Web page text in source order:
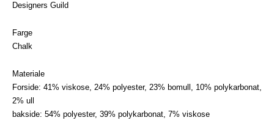
Designers Guild
Farge
Chalk
Materiale
Forside: 41% viskose, 24% polyester, 23% bomull, 10% polykarbonat,
2% ull
bakside: 54% polyester, 39% polykarbonat, 7% viskose